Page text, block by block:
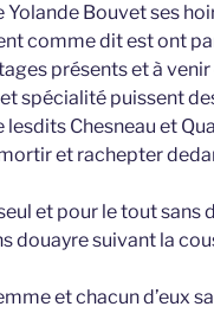
Bouvet ses
comme dit est ont
présents et à
spécialité puissent
lesdits Chesneau et
et rachepter
et pour le tout
douayre suivant la
et chacun d’eux